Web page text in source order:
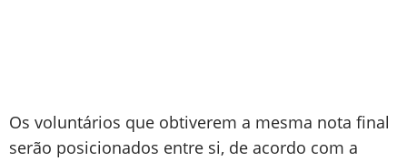
Os voluntários que obtiverem a mesma nota final
serão posicionados entre si, de acordo com a